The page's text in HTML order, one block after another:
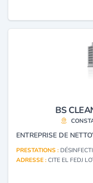
BS
PRESTATIONS :
ADRESSE :CITE EL FEDJ LOT.